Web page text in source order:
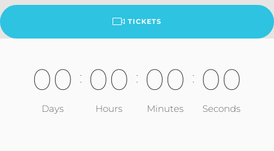
TICKETS
00
Days
: 00
Hours
: 00
Minutes
: 00
Seconds